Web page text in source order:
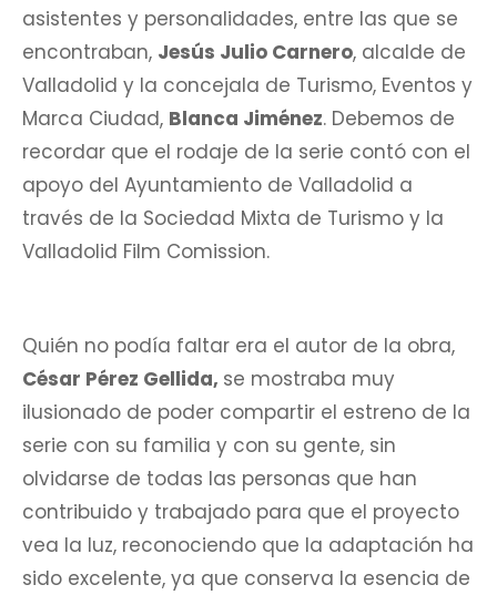
asistentes y personalidades, entre las que se
encontraban, Jesús Julio Carnero, alcalde de
Valladolid y la concejala de Turismo, Eventos y
Marca Ciudad, Blanca Jiménez. Debemos de
recordar que el rodaje de la serie contó con el
apoyo del Ayuntamiento de Valladolid a
través de la Sociedad Mixta de Turismo y la
Valladolid Film Comission.
Quién no podía faltar era el autor de la obra,
César Pérez Gellida, se mostraba muy
ilusionado de poder compartir el estreno de la
serie con su familia y con su gente, sin
olvidarse de todas las personas que han
contribuido y trabajado para que el proyecto
vea la luz, reconociendo que la adaptación ha
sido excelente, ya que conserva la esencia de